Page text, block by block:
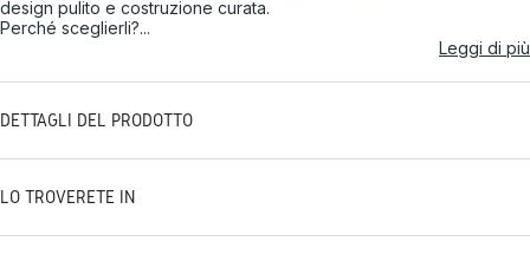
design pulito e costruzione curata.
Perché sceglierli?...
Leggi di più
DETTAGLI DEL PRODOTTO
LO TROVERETE IN